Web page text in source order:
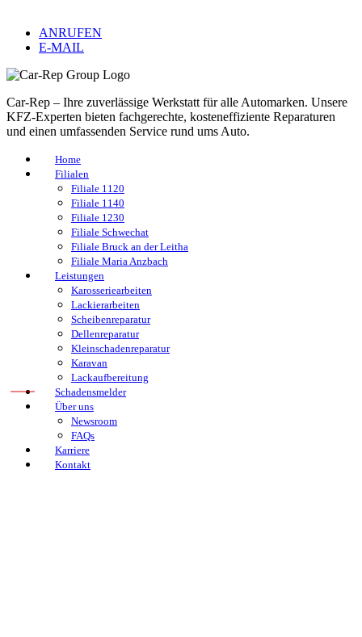
ANRUFEN
E-MAIL
Car-Rep – Ihre zuverlässige Werkstatt für alle Automarken. Unsere
KFZ-Experten bieten fachgerechte, kosteneffiziente Reparaturen
und einen umfassenden Service rund ums Auto.
Home
Filialen
Filiale 1120
Filiale 1140
Filiale 1230
Filiale Schwechat
Filiale Bruck an der Leitha
Filiale Maria Anzbach
Leistungen
Karosseriearbeiten
Lackierarbeiten
Scheibenreparatur
Dellenreparatur
Kleinschadenreparatur
Karavan
Lackaufbereitung
Schadensmelder
Über uns
Newsroom
FAQs
Karriere
Kontakt